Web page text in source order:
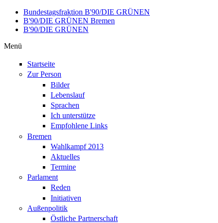
Direkt zum Inhalt
Bundestagsfraktion B'90/DIE GRÜNEN
B'90/DIE GRÜNEN Bremen
B'90/DIE GRÜNEN
Menü
Startseite
Zur Person
Bilder
Lebenslauf
Sprachen
Ich unterstütze
Empfohlene Links
Bremen
Wahlkampf 2013
Aktuelles
Termine
Parlament
Reden
Initiativen
Außenpolitik
Östliche Partnerschaft